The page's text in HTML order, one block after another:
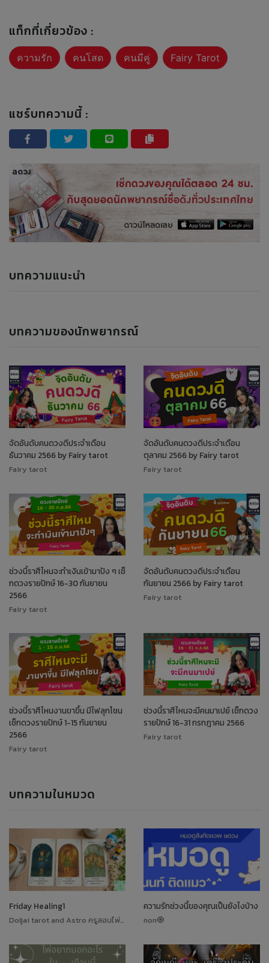
แท็กที่เกี่ยวข้อง :
ความรัก คนโสด คนมีคู่ Fairy Tarot
แชร์บทความนี้ :
บทความแนะนำ
บทความของนักพยากรณ์
จัดอันดับคนดวงดีประจำเดือน
ธันวาคม 2566 by Fairy tarot
Fairy tarot
จัดอันดับคนดวงดีประจำเดือน
ตุลาคม 2566 by Fairy tarot
Fairy tarot
ช่วงนี้ราศีไหนจะทำเงินเข้ามาปัง ๆ เช็
กดวงรายปักษ์ 16-30 กันยายน
2566
Fairy tarot
จัดอันดับคนดวงดีประจำเดือน
กันยายน 2566 by Fairy tarot
Fairy tarot
ช่วงนี้ราศีไหนงานขาขึ้น มีไฟลุกโชน
เช็กดวงรายปักษ์ 1-15 กันยายน
2566
Fairy tarot
ช่วงนี้ราศีไหนจะมีคนมาเปย์ เช็กดวง
รายปักษ์ 16-31 กรกฎาคม 2566
Fairy tarot
บทความในหมวด
Friday Healing1
Doljai tarot and Astro ครูสอนไพ่ทาโรต์
ความรักช่วงนี้ของคุณเป็นยังไงบ้าง
non🧿